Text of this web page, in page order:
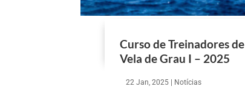
Curso de Treinadores de
Vela de Grau I – 2025
22 Jan, 2025 | Notícias